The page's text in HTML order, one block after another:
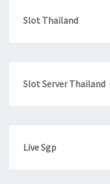
Slot Thailand
Slot Server Thailand
Live Sgp